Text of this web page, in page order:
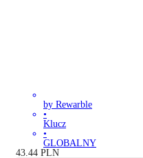
by Rewarble
•
Klucz
•
GLOBALNY
43.44 PLN